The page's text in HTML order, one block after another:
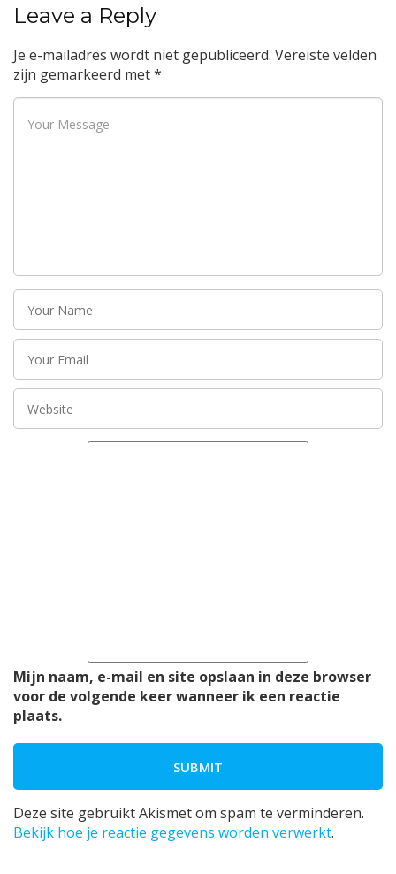
Leave a Reply
Je e-mailadres wordt niet gepubliceerd. Vereiste velden
zijn gemarkeerd met*
Mijn naam, e-mail en site opslaan in deze browser
voor de volgende keer wanneer ik een reactie
plaats.
Deze site gebruikt Akismet om spam te verminderen.
Bekijk hoe je reactie gegevens worden verwerkt.